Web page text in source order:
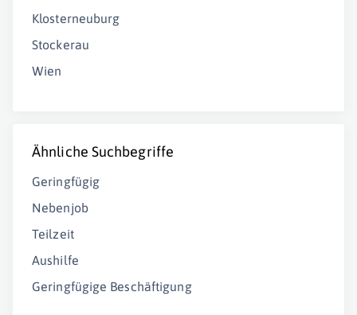
Klosterneuburg
Stockerau
Wien
Ähnliche Suchbegriffe
Geringfügig
Nebenjob
Teilzeit
Aushilfe
Geringfügige Beschäftigung